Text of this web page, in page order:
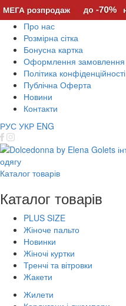
Про нас
Розмірна сітка
Бонусна картка
Оформлення замовлення
Політика конфіденційності
Публічна Оферта
Новини
Контакти
РУС УКР ENG
Каталог товарів
Каталог товарів
PLUS SIZE
Жіноче пальто
Новинки
Жіночі куртки
Тренчі та вітровки
Жакети
Жилети